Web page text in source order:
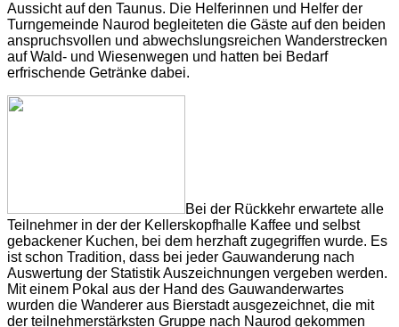
Aussicht auf den Taunus. Die Helferinnen und Helfer der
Turngemeinde Naurod begleiteten die Gäste auf den beiden
anspruchsvollen und abwechslungsreichen Wanderstrecken
auf Wald- und Wiesenwegen und hatten bei Bedarf
erfrischende Getränke dabei.
Bei der Rückkehr erwartete alle
Teilnehmer in der der Kellerskopfhalle Kaffee und selbst
gebackener Kuchen, bei dem herzhaft zugegriffen wurde. Es
ist schon Tradition, dass bei jeder Gauwanderung nach
Auswertung der Statistik Auszeichnungen vergeben werden.
Mit einem Pokal aus der Hand des Gauwanderwartes
wurden die Wanderer aus Bierstadt ausgezeichnet, die mit
der teilnehmerstärksten Gruppe nach Naurod gekommen